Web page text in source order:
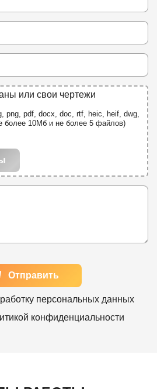
или свои чертежи
png, pdf, docx, doc, rtf, heic, heif, dwg,
более 10Мб и не более 5 файлов)
Отправить
персональных данных
конфиденциальности